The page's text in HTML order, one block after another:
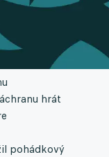
hrát
pohádkový